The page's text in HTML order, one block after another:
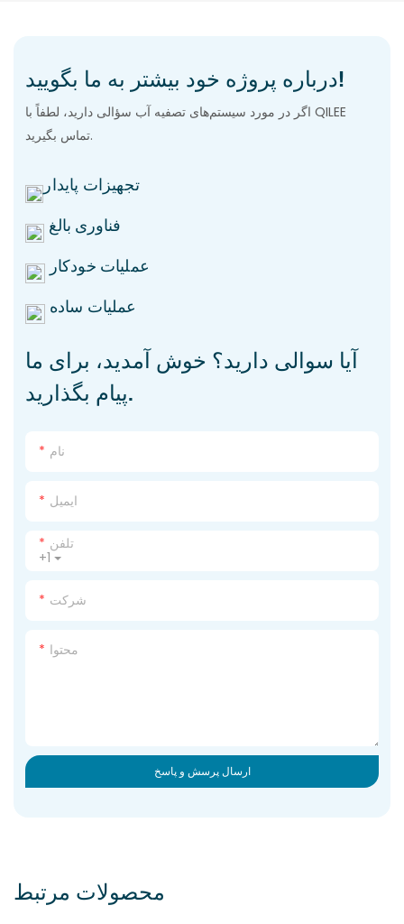
درباره پروژه خود بیشتر به ما بگویید!
اگر در مورد سیستم‌های تصفیه آب سؤالی دارید، لطفاً با QILEE
تماس بگیرید.
تجهیزات پایدار
فناوری بالغ
عملیات خودکار
عملیات ساده
آیا سوالی دارید؟ خوش آمدید، برای ما
پیام بگذارید.
نام
ایمیل
+1
تلفن
شرکت
محتوا
ارسال پرسش و پاسخ
محصولات مرتبط